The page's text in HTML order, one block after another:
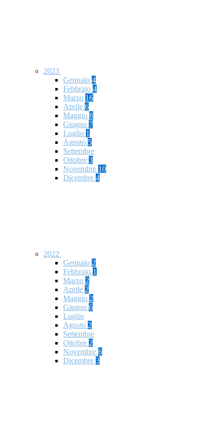
2023
Gennaio 4
Febbraio 4
Marzo 16
Aprile 6
Maggio 8
Giugno 7
Luglio 1
Agosto 5
Settembre
Ottobre 3
Novembre 10
Dicembre 4
2022
Gennaio 2
Febbraio 1
Marzo 2
Aprile 2
Maggio 2
Giugno 6
Luglio
Agosto 2
Settembre
Ottobre 2
Novembre 6
Dicembre 3